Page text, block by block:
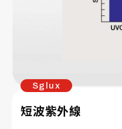
Sglux
短波紫外線